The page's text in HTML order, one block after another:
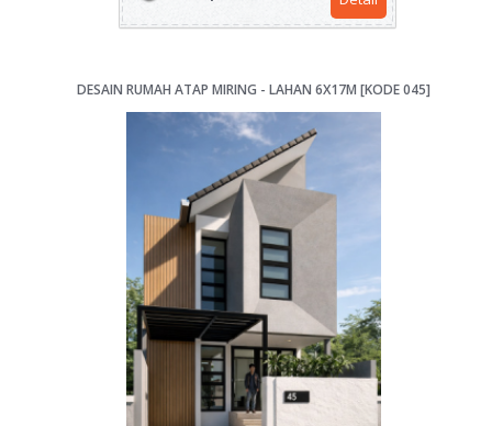
DESAIN RUMAH ATAP MIRING - LAHAN 6X17M [KODE 045]